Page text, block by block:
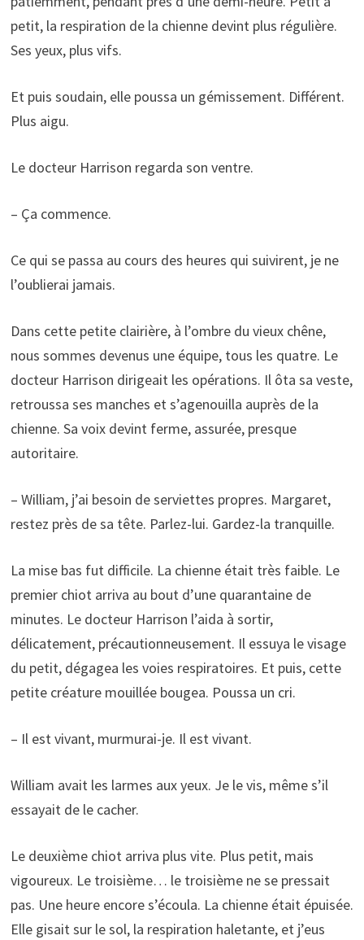
petit, la respiration de la chienne devint plus régulière.
Ses yeux, plus vifs.
Et puis soudain, elle poussa un gémissement. Différent.
Plus aigu.
Le docteur Harrison regarda son ventre.
– Ça commence.
Ce qui se passa au cours des heures qui suivirent, je ne
l’oublierai jamais.
Dans cette petite clairière, à l’ombre du vieux chêne,
nous sommes devenus une équipe, tous les quatre. Le
docteur Harrison dirigeait les opérations. Il ôta sa veste,
retroussa ses manches et s’agenouilla auprès de la
chienne. Sa voix devint ferme, assurée, presque
autoritaire.
– William, j’ai besoin de serviettes propres. Margaret,
restez près de sa tête. Parlez-lui. Gardez-la tranquille.
La mise bas fut difficile. La chienne était très faible. Le
premier chiot arriva au bout d’une quarantaine de
minutes. Le docteur Harrison l’aida à sortir,
délicatement, précautionneusement. Il essuya le visage
du petit, dégagea les voies respiratoires. Et puis, cette
petite créature mouillée bougea. Poussa un cri.
– Il est vivant, murmurai-je. Il est vivant.
William avait les larmes aux yeux. Je le vis, même s’il
essayait de le cacher.
Le deuxième chiot arriva plus vite. Plus petit, mais
vigoureux. Le troisième… le troisième ne se pressait
pas. Une heure encore s’écoula. La chienne était épuisée.
Elle gisait sur le sol, la respiration haletante, et j’eus